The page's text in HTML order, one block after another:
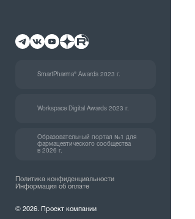
SmartPharma® Awards 2023 г.
Workspace Digital Awards 2023 г.
Образовательный портал №1 для
фармацевтического сообщества
в 2026 г.
Политика конфиденциальности
Информация об оплате
© 2026. Проект компании